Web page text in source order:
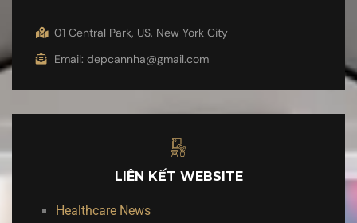
01 Central Park, US, New York City
Email: depcannha@gmail.com
LIÊN KẾT WEBSITE
Healthcare News